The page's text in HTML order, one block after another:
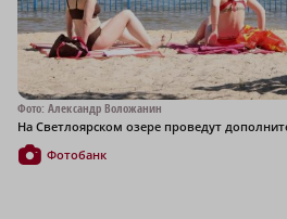
Фото: Александр Воложанин
На Светлоярском озере проведут
Фотобанк